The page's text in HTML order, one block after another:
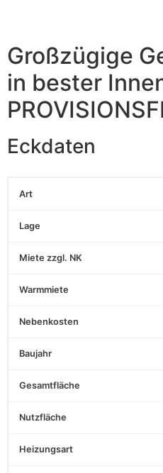
Großzügige
in bester
Eckdaten
Art
Lage
Miete zzgl. NK
Warmmiete
Nebenkosten
Baujahr
Gesamtfläche
Nutzfläche
Heizungsart